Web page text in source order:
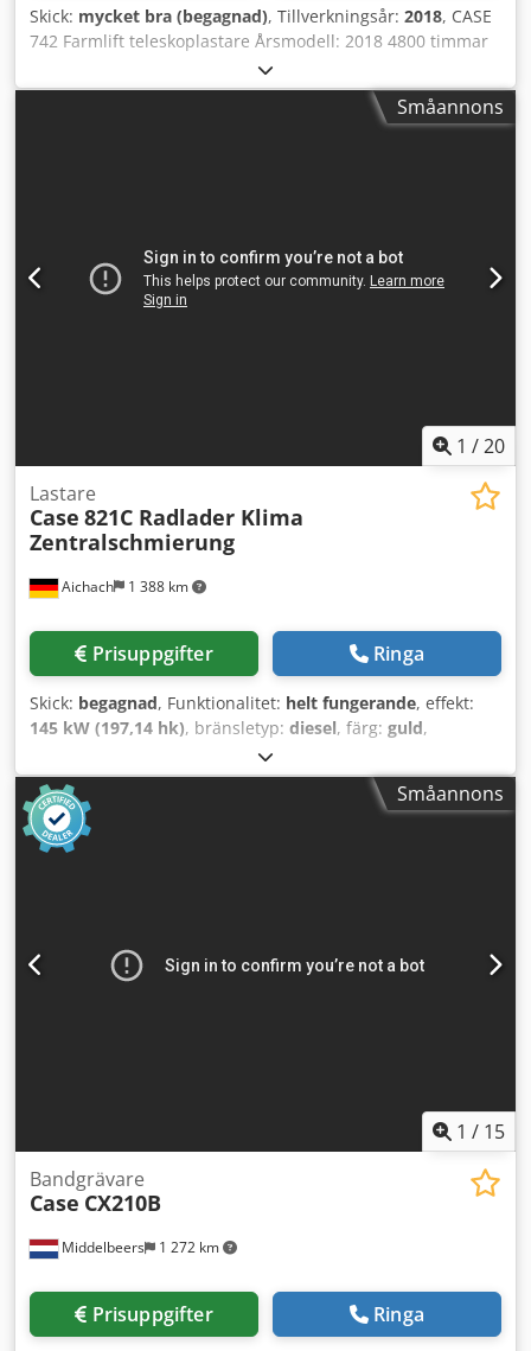
Skick: mycket bra (begagnad), Tillverkningsår: 2018, CASE
742 Farmlift teleskoplastare Årsmodell: 2018 4800 timmar
Räckvidd: 7 m Chodpfjw Nq Ngsx Airja Lyftkapacitet: 4,2 t
Effekt: 107 kW Bakre drag Joystick AC 4x4-drift Allt
Småannons
1 /20
Aichach 1 388 km
Lastare
Case 821C Radlader Klima
Zentralschmierung
Prisuppgifter Ringa
Skick: begagnad, Funktionalitet: helt fungerande, effekt:
145 kW (197,14 hk), bränsletyp: diesel, färg: guld,
, Tillverkningsår:
8 000 h, Utrustning:centralt smörjsystem, hytt,
luftkonditionering
, Case 821C hjullastare Årsmodell: 2000
8 000 h 145 kW ca 18 000 kg Luftkonditionering
Centralsmörjning Chsdpfx Aijy Uxt Sorea Däck 23,5R25
Småannons
1 / 15
Middelbeers 1 272 km
Bandgrävare
Case CX210B
Prisuppgifter Ringa